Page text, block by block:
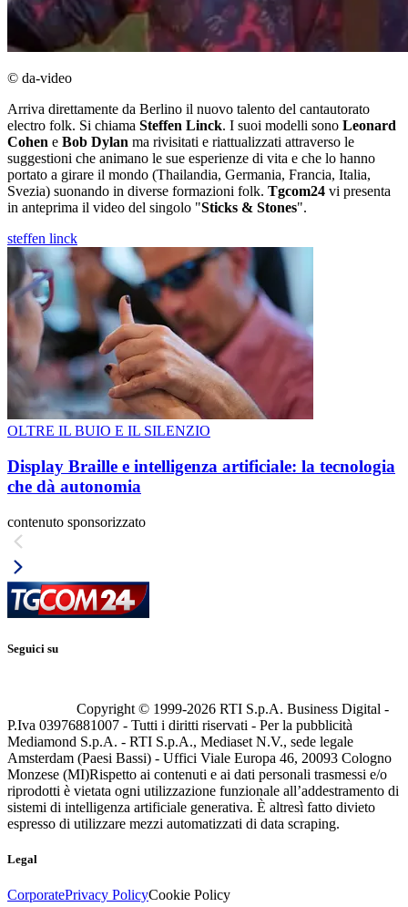
© da-video
Arriva direttamente da Berlino il nuovo talento del cantautorato
electro folk. Si chiama Steffen Linck. I suoi modelli sono Leonard
Cohen e Bob Dylan ma rivisitati e riattualizzati attraverso le
suggestioni che animano le sue esperienze di vita e che lo hanno
portato a girare il mondo (Thailandia, Germania, Francia, Italia,
Svezia) suonando in diverse formazioni folk. Tgcom24 vi presenta
in anteprima il video del singolo "Sticks & Stones".
steffen linck
OLTRE IL BUIO E IL SILENZIO
Display Braille e intelligenza artificiale: la tecnologia
che dà autonomia
contenuto sponsorizzato
Seguici su
Copyright © 1999-2026 RTI S.p.A. Business Digital -
P.Iva 03976881007 - Tutti i diritti riservati - Per la pubblicità
Mediamond S.p.A. - RTI S.p.A., Mediaset N.V., sede legale
Amsterdam (Paesi Bassi) - Uffici Viale Europa 46, 20093 Cologno
Monzese (MI)Rispetto ai contenuti e ai dati personali trasmessi e/o
riprodotti è vietata ogni utilizzazione funzionale all’addestramento di
sistemi di intelligenza artificiale generativa. È altresì fatto divieto
espresso di utilizzare mezzi automatizzati di data scraping.
Legal
CorporatePrivacy PolicyCookie Policy